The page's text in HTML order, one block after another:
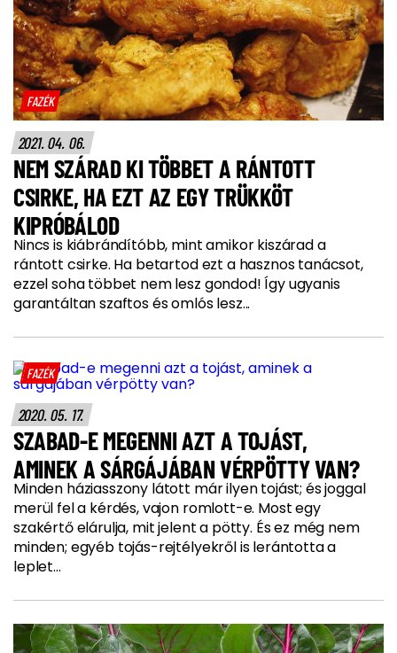
FAZÉK
2021. 04. 06.
NEM SZÁRAD KI TÖBBET A RÁNTOTT
CSIRKE, HA EZT AZ EGY TRÜKKÖT
KIPRÓBÁLOD
Nincs is kiábrándítóbb, mint amikor kiszárad a
rántott csirke. Ha betartod ezt a hasznos tanácsot,
ezzel soha többet nem lesz gondod! Így ugyanis
garantáltan szaftos és omlós lesz...
FAZÉK
2020. 05. 17.
SZABAD-E MEGENNI AZT A TOJÁST,
AMINEK A SÁRGÁJÁBAN VÉRPÖTTY VAN?
Minden háziasszony látott már ilyen tojást; és joggal
merül fel a kérdés, vajon romlott-e. Most egy
szakértő elárulja, mit jelent a pötty. És ez még nem
minden; egyéb tojás-rejtélyekről is lerántotta a
leplet...